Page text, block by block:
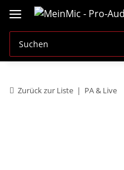
Zurück zur Liste PA & Live